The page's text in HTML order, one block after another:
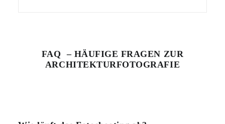
FAQ – HÄUFIGE FRAGEN ZUR
ARCHITEKTURFOTOGRAFIE